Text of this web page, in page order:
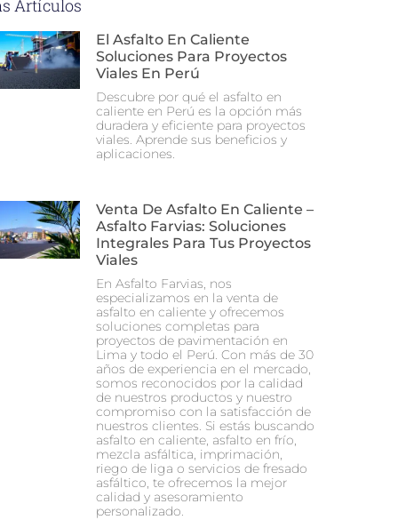
Artículos
El Asfalto En Caliente
Soluciones Para Proyectos
Viales En Perú
Descubre por qué el asfalto en
caliente en Perú es la opción más
duradera y eficiente para proyectos
viales. Aprende sus beneficios y
aplicaciones.
Venta De Asfalto En Caliente –
Asfalto Farvias: Soluciones
Integrales Para Tus Proyectos
Viales
En Asfalto Farvias, nos
especializamos en la venta de
asfalto en caliente y ofrecemos
soluciones completas para
proyectos de pavimentación en
Lima y todo el Perú. Con más de 30
años de experiencia en el mercado,
somos reconocidos por la calidad
de nuestros productos y nuestro
compromiso con la satisfacción de
nuestros clientes. Si estás buscando
asfalto en caliente, asfalto en frío,
mezcla asfáltica, imprimación,
riego de liga o servicios de fresado
asfáltico, te ofrecemos la mejor
calidad y asesoramiento
personalizado.